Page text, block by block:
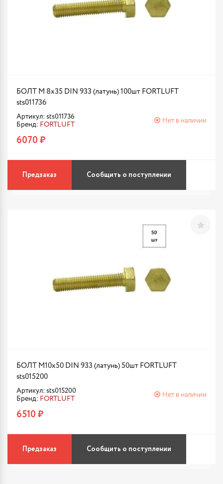
БОЛТ М 8х35 DIN 933 (латунь) 100шт FORTLUFT
sts011736
Артикул: sts011736
Бренд: FORTLUFT
Нет в наличии
6070 ₽
Предзаказ Сообщить о поступлении
БОЛТ М10х50 DIN 933 (латунь) 50шт FORTLUFT
sts015200
Артикул: sts015200
Бренд: FORTLUFT
Нет в наличии
6510 ₽
Предзаказ Сообщить о поступлении